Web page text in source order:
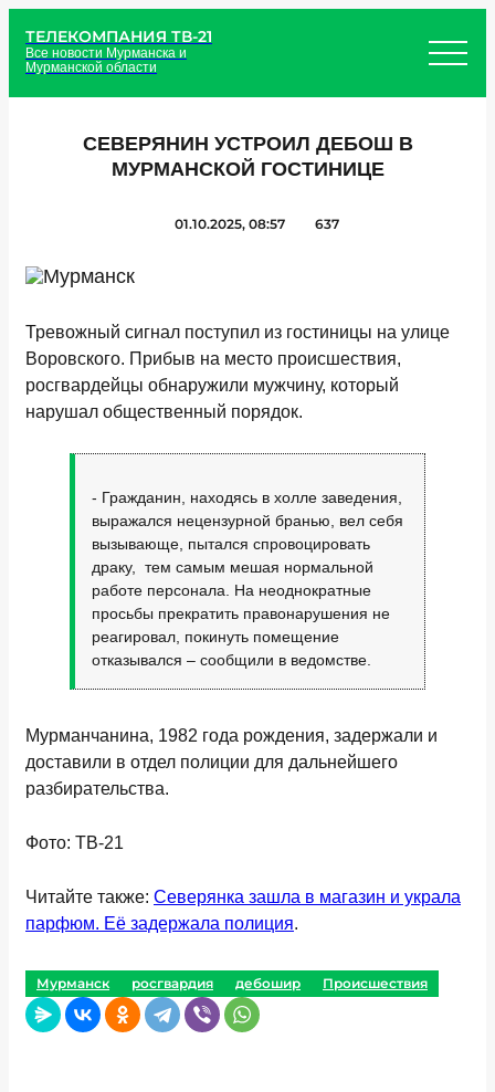
ТЕЛЕКОМПАНИЯ ТВ-21
Все новости Мурманска и
Мурманской области
СЕВЕРЯНИН УСТРОИЛ ДЕБОШ В
МУРМАНСКОЙ ГОСТИНИЦЕ
01.10.2025, 08:57 637
Тревожный сигнал поступил из гостиницы на улице
Воровского. Прибыв на место происшествия,
росгвардейцы обнаружили мужчину, который
нарушал общественный порядок.
- Гражданин, находясь в холле заведения,
выражался нецензурной бранью, вел себя
вызывающе, пытался спровоцировать
драку, тем самым мешая нормальной
работе персонала. На неоднократные
просьбы прекратить правонарушения не
реагировал, покинуть помещение
отказывался – сообщили в ведомстве.
Мурманчанина, 1982 года рождения, задержали и
доставили в отдел полиции для дальнейшего
разбирательства.
Фото: ТВ-21
Читайте также: Северянка зашла в магазин и украла
парфюм. Её задержала полиция.
Мурманск росгвардия дебошир Происшествия